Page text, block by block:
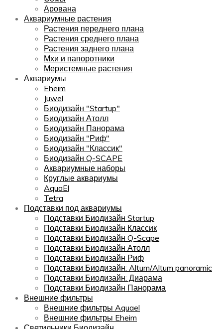
Арована
Аквариумные растения
Растения переднего плана
Растения среднего плана
Растения заднего плана
Мхи и папоротники
Меристемные растения
Аквариумы
Eheim
Juwel
Биодизайн "Startup"
Биодизайн Атолл
Биодизайн Панорама
Биодизайн "Риф"
Биодизайн "Классик"
Биодизайн Q-SCAPE
Аквариумные наборы
Круглые аквариумы
AquaEl
Tetra
Подставки под аквариумы
Подставки Биодизайн Startup
Подставки Биодизайн Классик
Подставки Биодизайн Q-Scape
Подставки Биодизайн Атолл
Подставки Биодизайн Риф
Подставки Биодизайн: Altum/Altum panoramic
Подставки Биодизайн: Диарама
Подставки Биодизайн Панорама
Внешние фильтры
Внешние фильтры Aquael
Внешние фильтры Eheim